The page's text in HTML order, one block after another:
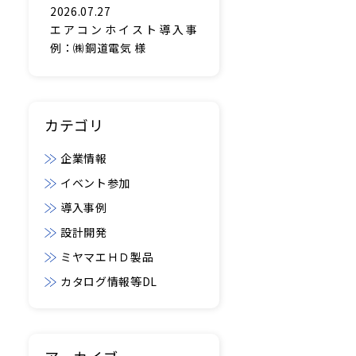
2026.07.27
エアコンホイスト導入事
例：㈱銅道電気 様
カテゴリ
企業情報
イベント参加
導入事例
設計開発
ミヤマエＨＤ製品
カタログ情報等DL